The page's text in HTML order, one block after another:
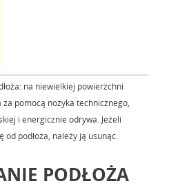
na niewielkiej powierzchni
pomocą nożyka technicznego,
i energicznie odrywa. Jeżeli
od podłoża, należy ją usunąć.
PODŁOŻA